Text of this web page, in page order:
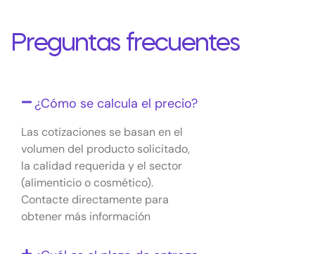
Preguntas frecuentes
¿Cómo se calcula el precio?
Las cotizaciones se basan en el
volumen del producto solicitado,
la calidad requerida y el sector
(alimenticio o cosmético).
Contacte directamente para
obtener más información